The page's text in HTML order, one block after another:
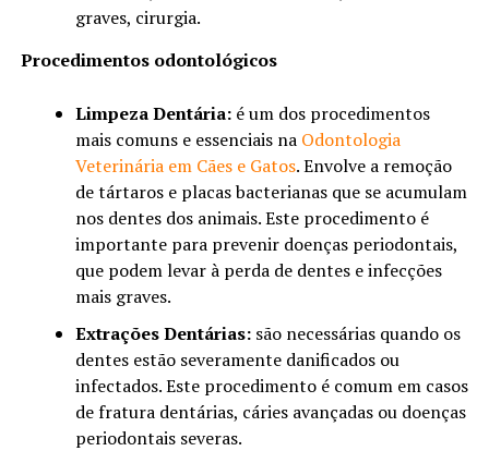
graves, cirurgia.
Procedimentos odontológicos
Limpeza Dentária: é um dos procedimentos
mais comuns e essenciais na Odontologia
Veterinária em Cães e Gatos. Envolve a remoção
de tártaros e placas bacterianas que se acumulam
nos dentes dos animais. Este procedimento é
importante para prevenir doenças periodontais,
que podem levar à perda de dentes e infecções
mais graves.
Extrações Dentárias: são necessárias quando os
dentes estão severamente danificados ou
infectados. Este procedimento é comum em casos
de fratura dentárias, cáries avançadas ou doenças
periodontais severas.